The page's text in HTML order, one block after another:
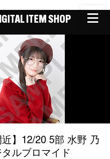
ITEM SHOP
近】12/20 5部 水野 乃
ルブロマイド